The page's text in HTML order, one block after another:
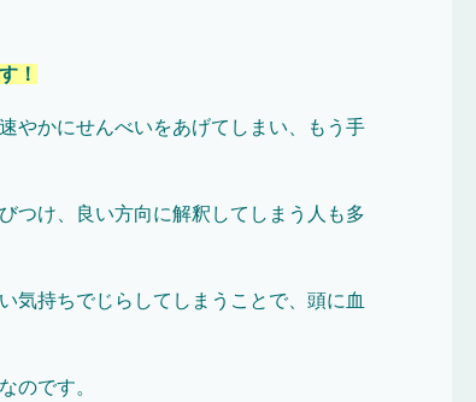
！
やかにせんべいをあげてしまい、もう手
つけ、良い方向に解釈してしまう人も多
気持ちでじらしてしまうことで、頭に血
のです。